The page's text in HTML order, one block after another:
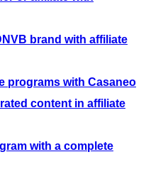
brand with affiliate
programs with Casaneo
content in affiliate
with a complete